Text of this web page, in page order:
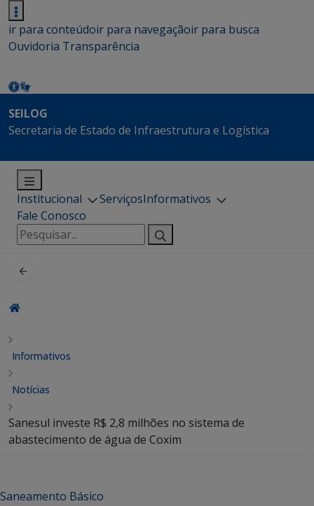
ir para conteúdoir para navegaçãoir para busca
Ouvidoria Transparência
SEILOG
Secretaria de Estado de Infraestrutura e Logística
Institucional ServiçosInformativos
Fale Conosco
Pesquisar
por:
Informativos
Notícias
Sanesul investe R$ 2,8 milhões no sistema de
abastecimento de água de Coxim
Saneamento Básico